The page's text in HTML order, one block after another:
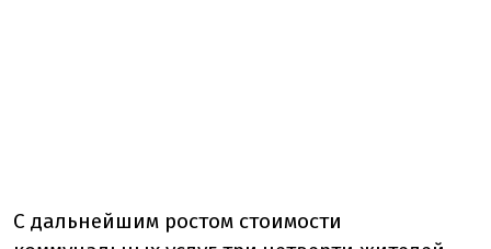
С дальнейшим ростом стоимости